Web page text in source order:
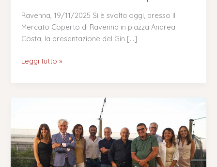
Ravenna, 19/11/2025 Si è svolta oggi, presso il
Mercato Coperto di Ravenna in piazza Andrea
Costa, la presentazione del Gin […]
di
Casoni
Liquori
Leggi tutto »
più
gusto:
tra